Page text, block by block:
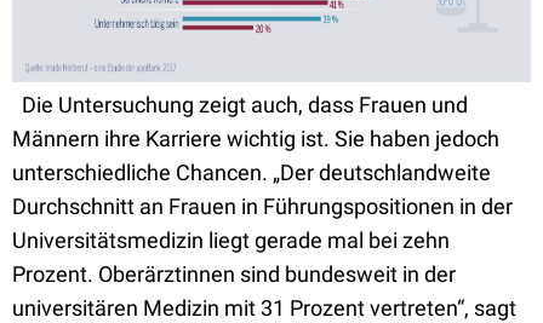
Die Untersuchung zeigt auch, dass Frauen und
Männern ihre Karriere wichtig ist. Sie haben jedoch
unterschiedliche Chancen. „Der deutschlandweite
Durchschnitt an Frauen in Führungspositionen in der
Universitätsmedizin liegt gerade mal bei zehn
Prozent. Oberärztinnen sind bundesweit in der
universitären Medizin mit 31 Prozent vertreten“, sagt